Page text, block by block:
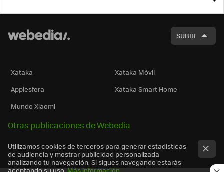
SUBIR
Xataka
Xataka Móvil
Applesfera
Xataka Smart Home
Mundo Xiaomi
Otras publicaciones de Webedia
Utilizamos cookies de terceros para generar estadísticas
de audiencia y mostrar publicidad personalizada
analizando tu navegación. Si sigues navegando estarás